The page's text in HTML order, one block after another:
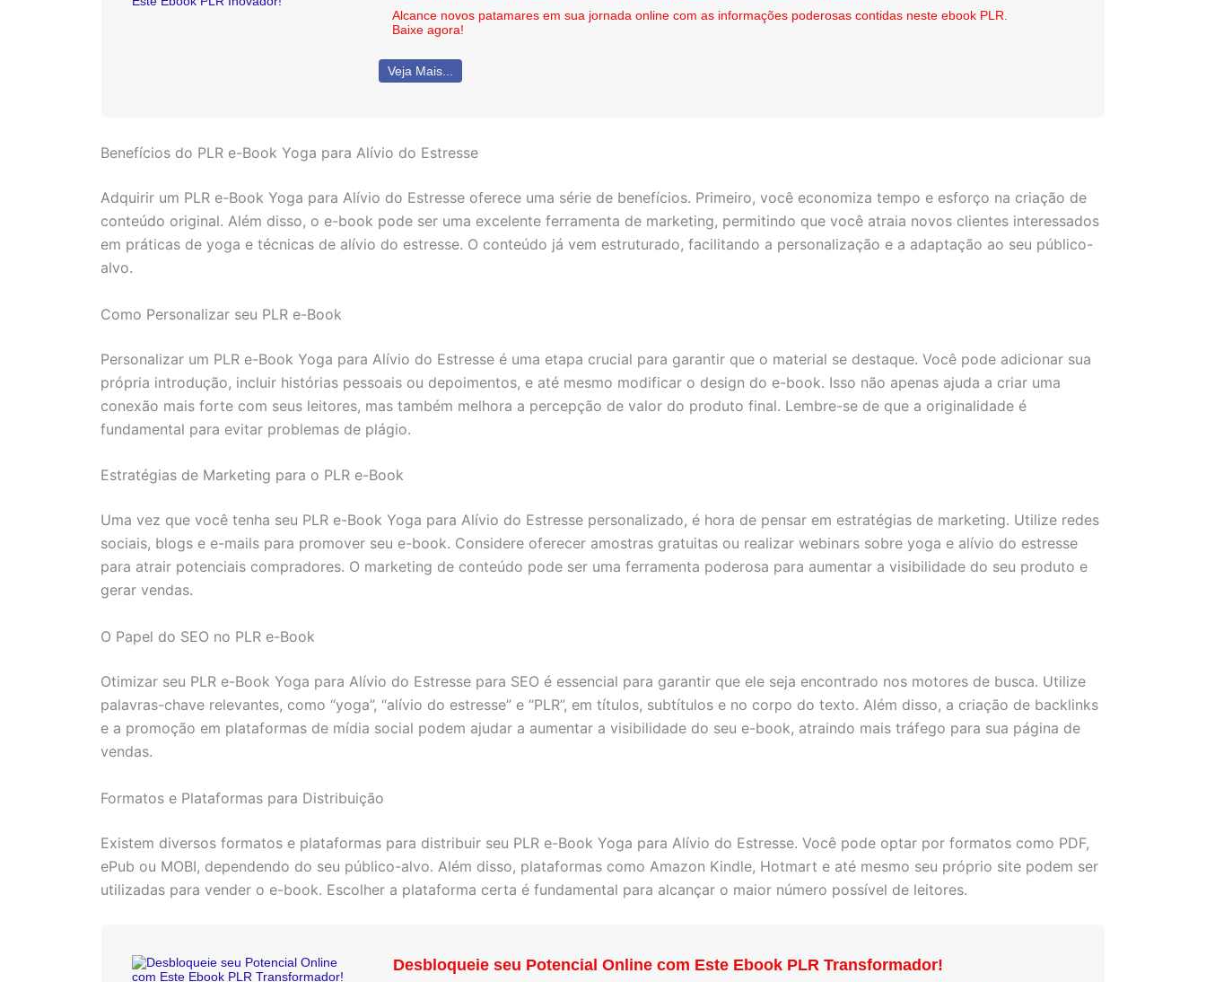
Alcance novos patamares em sua jornada online com as informações poderosas contidas neste ebook PLR.
Baixe agora!
Veja Mais...
Benefícios do PLR e-Book Yoga para Alívio do Estresse
Adquirir um PLR e-Book Yoga para Alívio do Estresse oferece uma série de benefícios. Primeiro, você economiza tempo e esforço na criação de
conteúdo original. Além disso, o e-book pode ser uma excelente ferramenta de marketing, permitindo que você atraia novos clientes interessados
em práticas de yoga e técnicas de alívio do estresse. O conteúdo já vem estruturado, facilitando a personalização e a adaptação ao seu público-
alvo.
Como Personalizar seu PLR e-Book
Personalizar um PLR e-Book Yoga para Alívio do Estresse é uma etapa crucial para garantir que o material se destaque. Você pode adicionar sua
própria introdução, incluir histórias pessoais ou depoimentos, e até mesmo modificar o design do e-book. Isso não apenas ajuda a criar uma
conexão mais forte com seus leitores, mas também melhora a percepção de valor do produto final. Lembre-se de que a originalidade é
fundamental para evitar problemas de plágio.
Estratégias de Marketing para o PLR e-Book
Uma vez que você tenha seu PLR e-Book Yoga para Alívio do Estresse personalizado, é hora de pensar em estratégias de marketing. Utilize redes
sociais, blogs e e-mails para promover seu e-book. Considere oferecer amostras gratuitas ou realizar webinars sobre yoga e alívio do estresse
para atrair potenciais compradores. O marketing de conteúdo pode ser uma ferramenta poderosa para aumentar a visibilidade do seu produto e
gerar vendas.
O Papel do SEO no PLR e-Book
Otimizar seu PLR e-Book Yoga para Alívio do Estresse para SEO é essencial para garantir que ele seja encontrado nos motores de busca. Utilize
palavras-chave relevantes, como “yoga”, “alívio do estresse” e “PLR”, em títulos, subtítulos e no corpo do texto. Além disso, a criação de backlinks
e a promoção em plataformas de mídia social podem ajudar a aumentar a visibilidade do seu e-book, atraindo mais tráfego para sua página de
vendas.
Formatos e Plataformas para Distribuição
Existem diversos formatos e plataformas para distribuir seu PLR e-Book Yoga para Alívio do Estresse. Você pode optar por formatos como PDF,
ePub ou MOBI, dependendo do seu público-alvo. Além disso, plataformas como Amazon Kindle, Hotmart e até mesmo seu próprio site podem ser
utilizadas para vender o e-book. Escolher a plataforma certa é fundamental para alcançar o maior número possível de leitores.
Desbloqueie seu Potencial Online com Este Ebook PLR Transformador!